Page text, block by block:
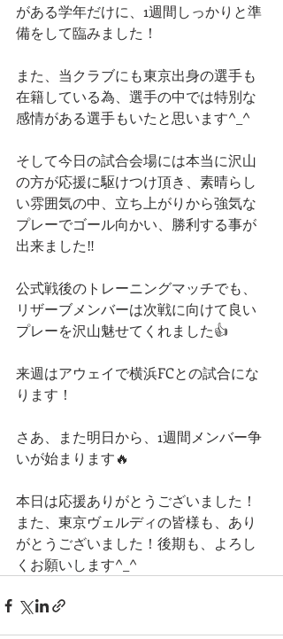
がある学年だけに、1週間しっかりと準
備をして臨みました！
また、当クラブにも東京出身の選手も
在籍している為、選手の中では特別な
感情がある選手もいたと思います^_^
そして今日の試合会場には本当に沢山
の方が応援に駆けつけ頂き、素晴らし
い雰囲気の中、立ち上がりから強気な
プレーでゴール向かい、勝利する事が
出来ました‼️
公式戦後のトレーニングマッチでも、
リザーブメンバーは次戦に向けて良い
プレーを沢山魅せてくれました👍
来週はアウェイで横浜FCとの試合にな
ります！
さあ、また明日から、1週間メンバー争
いが始まります🔥
本日は応援ありがとうございました！
また、東京ヴェルディの皆様も、あり
がとうございました！後期も、よろし
くお願いします^_^